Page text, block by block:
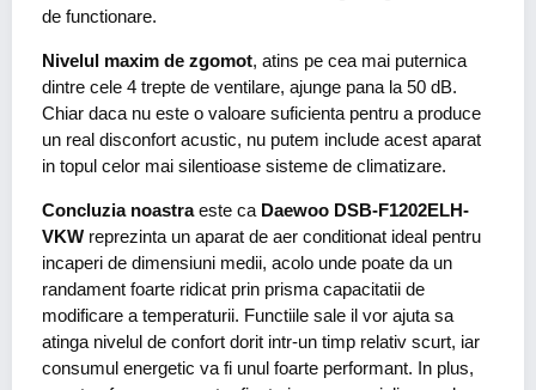
de functionare.
Nivelul maxim de zgomot, atins pe cea mai puternica
dintre cele 4 trepte de ventilare, ajunge pana la 50 dB.
Chiar daca nu este o valoare suficienta pentru a produce
un real disconfort acustic, nu putem include acest aparat
in topul celor mai silentioase sisteme de climatizare.
Concluzia noastraeste ca Daewoo DSB-F1202ELH-
VKW reprezinta un aparat de aer conditionat ideal pentru
incaperi de dimensiuni medii, acolo unde poate da un
randament foarte ridicat prin prisma capacitatii de
modificare a temperaturii. Functiile sale il vor ajuta sa
atinga nivelul de confort dorit intr-un timp relativ scurt, iar
consumul energetic va fi unul foarte performant. In plus,